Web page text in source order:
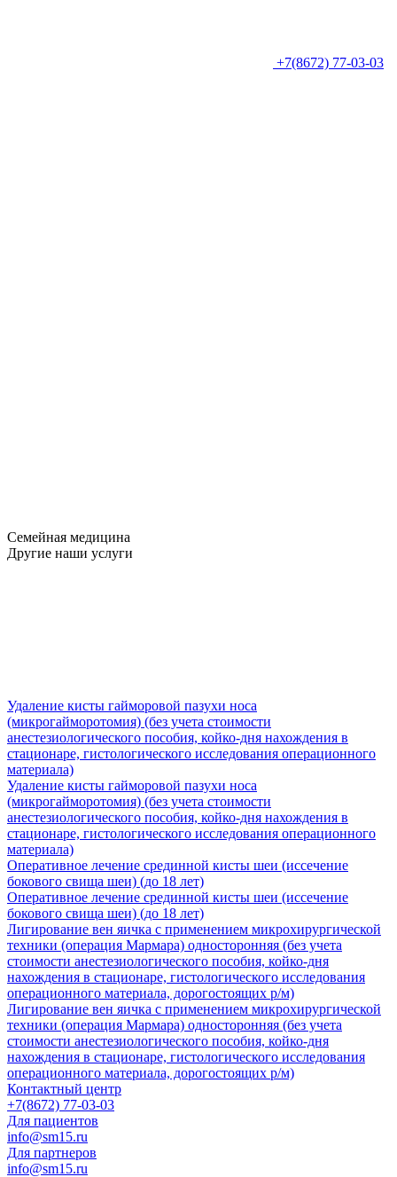
+7(8672) 77-03-03
Семейная медицина
Другие наши услуги
Удаление кисты гайморовой пазухи носа
(микрогайморотомия) (без учета стоимости
анестезиологического пособия, койко-дня нахождения в
стационаре, гистологического исследования операционного
материала)
Удаление кисты гайморовой пазухи носа
(микрогайморотомия) (без учета стоимости
анестезиологического пособия, койко-дня нахождения в
стационаре, гистологического исследования операционного
материала)
Оперативное лечение срединной кисты шеи (иссечение
бокового свища шеи) (до 18 лет)
Оперативное лечение срединной кисты шеи (иссечение
бокового свища шеи) (до 18 лет)
Лигирование вен яичка с применением микрохирургической
техники (операция Мармара) односторонняя (без учета
стоимости анестезиологического пособия, койко-дня
нахождения в стационаре, гистологического исследования
операционного материала, дорогостоящих р/м)
Лигирование вен яичка с применением микрохирургической
техники (операция Мармара) односторонняя (без учета
стоимости анестезиологического пособия, койко-дня
нахождения в стационаре, гистологического исследования
операционного материала, дорогостоящих р/м)
Контактный центр
+7(8672) 77-03-03
Для пациентов
info@sm15.ru
Для партнеров
info@sm15.ru